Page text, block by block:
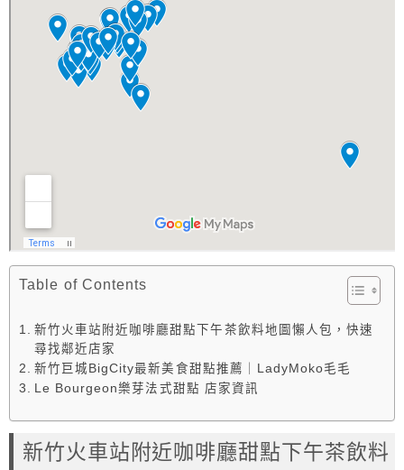
Table of Contents
新竹火車站附近咖啡廳甜點下午茶飲料地圖懶人包，快速
尋找鄰近店家
新竹巨城BigCity最新美食甜點推薦｜LadyMoko毛毛
Le Bourgeon樂芽法式甜點 店家資訊
新竹火車站附近咖啡廳甜點下午茶飲料